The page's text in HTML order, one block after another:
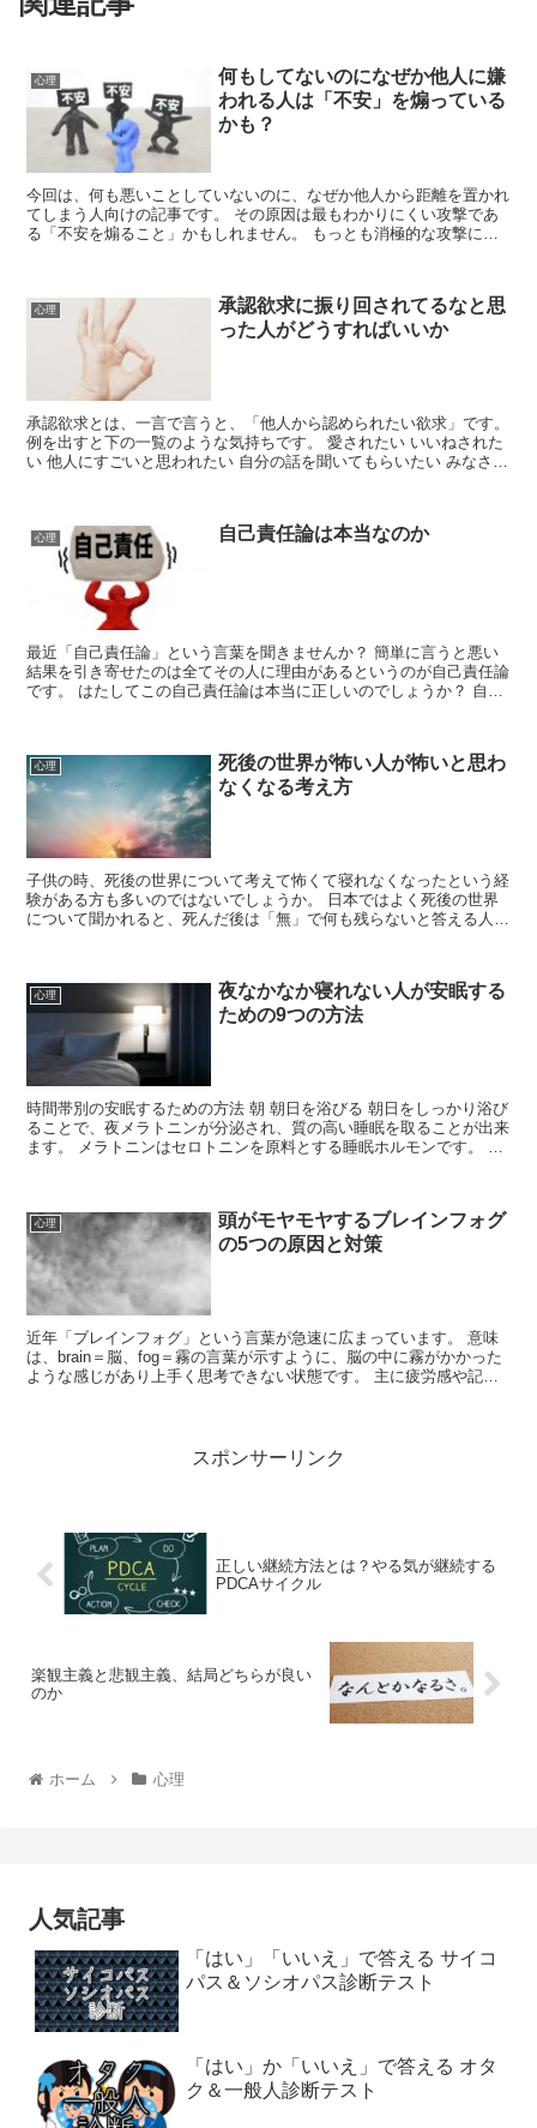
心理
何もしてないのになぜか他人に嫌
われる人は「不安」を煽っている
かも？
今回は、何も悪いことしていないのに、なぜか他人から距離を置かれ
てしまう人向けの記事です。 その原因は最もわかりにくい攻撃であ
る「不安を煽ること」かもしれません。 もっとも消極的な攻撃につ
心理
承認欲求に振り回されてるなと思
った人がどうすればいいか
承認欲求とは、一言で言うと、「他人から認められたい欲求」です。
例を出すと下の一覧のような気持ちです。 愛されたい いいねされた
い 他人にすごいと思われたい 自分の話を聞いてもらいたい みなさん
心理 自己責任論は本当なのか
最近「自己責任論」という言葉を聞きませんか？ 簡単に言うと悪い
結果を引き寄せたのは全てその人に理由があるというのが自己責任論
です。 はたしてこの自己責任論は本当に正しいのでしょうか？ 自己
心理
死後の世界が怖い人が怖いと思わ
なくなる考え方
子供の時、死後の世界について考えて怖くて寝れなくなったという経
験がある方も多いのではないでしょうか。 日本ではよく死後の世界
について聞かれると、死んだ後は「無」で何も残らないと答える人が
心理
夜なかなか寝れない人が安眠する
ための9つの方法
時間帯別の安眠するための方法 朝 朝日を浴びる 朝日をしっかり浴び
ることで、夜メラトニンが分泌され、質の高い睡眠を取ることが出来
ます。 メラトニンはセロトニンを原料とする睡眠ホルモンです。 メ
心理
頭がモヤモヤするブレインフォグ
の5つの原因と対策
近年「ブレインフォグ」という言葉が急速に広まっています。 意味
は、brain＝脳、fog＝霧の言葉が示すように、脳の中に霧がかかった
ような感じがあり上手く思考できない状態です。 主に疲労感や記憶
スポンサーリンク
正しい継続方法とは？やる気が継続する
PDCAサイクル
楽観主義と悲観主義、結局どちらが良い
のか
ホーム 心理
人気記事
「はい」「いいえ」で答える サイコ
パス＆ソシオパス診断テスト
「はい」か「いいえ」で答える オタ
ク＆一般人診断テスト